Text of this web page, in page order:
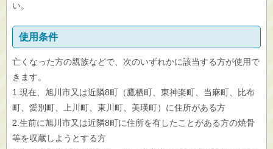
い。
使用条件
亡くなった方の親族などで、次のいずれかに該当する方が使用で
きます。
1.現在、旭川市又は近隣8町（鷹栖町、東神楽町、当麻町、比布
町、愛別町、上川町、東川町、美瑛町）に住所がある方
2.生前に旭川市又は近隣8町に住所を有したことがある方の焼骨
等を収蔵しようとする方